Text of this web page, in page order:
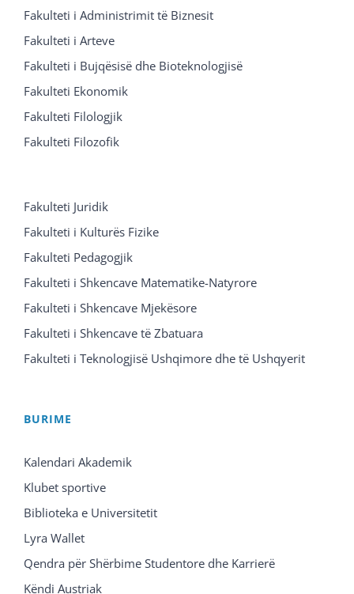
Fakulteti i Administrimit të Biznesit
Fakulteti i Arteve
Fakulteti i Bujqësisë dhe Bioteknologjisë
Fakulteti Ekonomik
Fakulteti Filologjik
Fakulteti Filozofik
Fakulteti Juridik
Fakulteti i Kulturës Fizike
Fakulteti Pedagogjik
Fakulteti i Shkencave Matematike-Natyrore
Fakulteti i Shkencave Mjekësore
Fakulteti i Shkencave të Zbatuara
Fakulteti i Teknologjisë Ushqimore dhe të Ushqyerit
BURIME
Kalendari Akademik
Klubet sportive
Biblioteka e Universitetit
Lyra Wallet
Qendra për Shërbime Studentore dhe Karrierë
Këndi Austriak